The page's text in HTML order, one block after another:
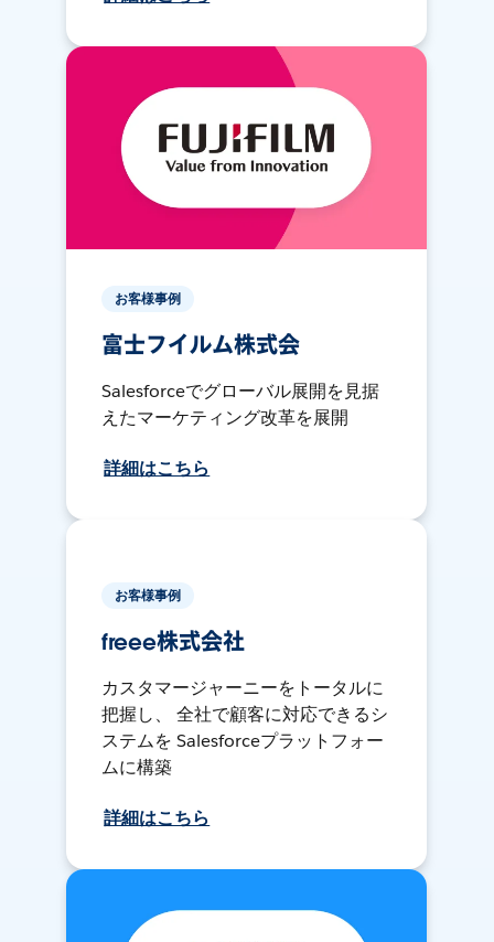
お客様事例
富士フイルム株式会
Salesforceでグローバル展開を見据
えたマーケティング改革を展開
詳細はこちら
お客様事例
freee株式会社
カスタマージャーニーをトータルに
把握し、 全社で顧客に対応できるシ
ステムを Salesforceプラットフォー
ムに構築
詳細はこちら